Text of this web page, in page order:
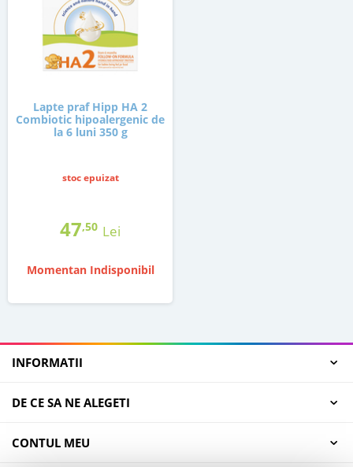
Lapte praf Hipp HA 2
Combiotic hipoalergenic de
la 6 luni 350 g
stoc epuizat
47,50 Lei
Momentan Indisponibil
INFORMATII
DE CE SA NE ALEGETI
CONTUL MEU